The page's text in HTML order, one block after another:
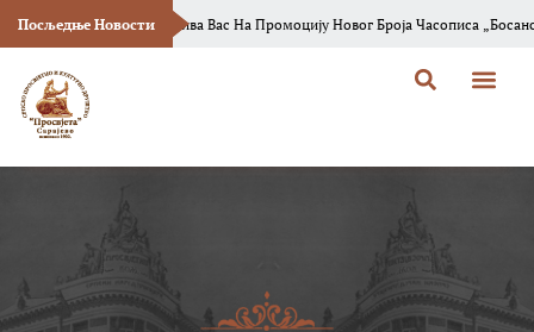
Посљедње Новости
Сарајево Позива Вас На Промоцију Новог Броја Часописа „Босанска